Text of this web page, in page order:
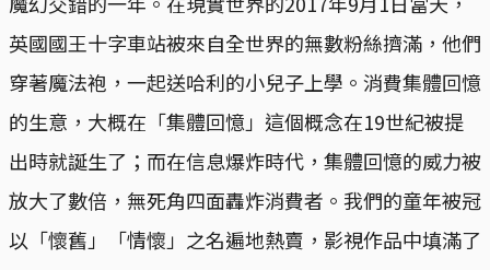
英國國王十字車站被來自全世界的無數粉絲擠滿，他們
穿著魔法袍，一起送哈利的小兒子上學。消費集體回憶
的生意，大概在「集體回憶」這個概念在19世紀被提
出時就誕生了；而在信息爆炸時代，集體回憶的威力被
放大了數倍，無死角四面轟炸消費者。我們的童年被冠
以「懷舊」「情懷」之名遍地熱賣，影視作品中填滿了